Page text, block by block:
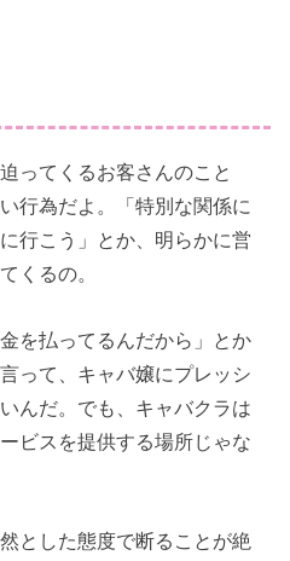
ってくるお客さんのこと
行為だよ。「特別な関係に
行こう」とか、明らかに営
くるの。
を払ってるんだから」とか
って、キャバ嬢にプレッシ
んだ。でも、キャバクラは
ビスを提供する場所じゃな
とした態度で断ることが絶